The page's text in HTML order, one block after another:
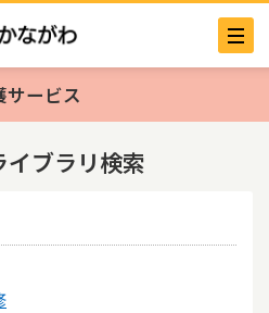
サービス
イブラリ検索